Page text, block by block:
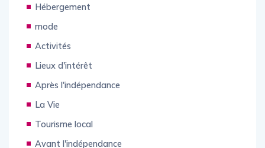
Hébergement
mode
Activités
Lieux d'intérêt
Après l'indépendance
La Vie
Tourisme local
Avant l'indépendance